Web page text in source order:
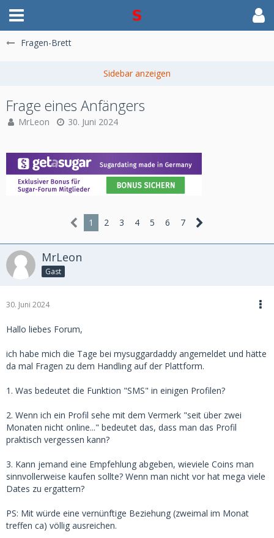
Fragen-Brett
Frage eines Anfängers
MrLeon 30. Juni 2024
1 2 3 4 5 6 7
MrLeon
Gast
30. Juni 2024
Hallo liebes Forum,
ich habe mich die Tage bei mysuggardaddy angemeldet und hätte
da mal Fragen zu dem Handling auf der Plattform.
1. Was bedeutet die Funktion "SMS" in einigen Profilen?
2. Wenn ich ein Profil sehe mit dem Vermerk "seit über zwei
Monaten nicht online..." bedeutet das, dass man das Profil
praktisch vergessen kann?
3. Kann jemand eine Empfehlung abgeben, wieviele Coins man
sinnvollerweise kaufen sollte? Wenn man nicht vor hat mega viele
Dates zu ergattern?
PS: Mit würde eine vernünftige Beziehung (zweimal im Monat
treffen ca) völlig ausreichen.